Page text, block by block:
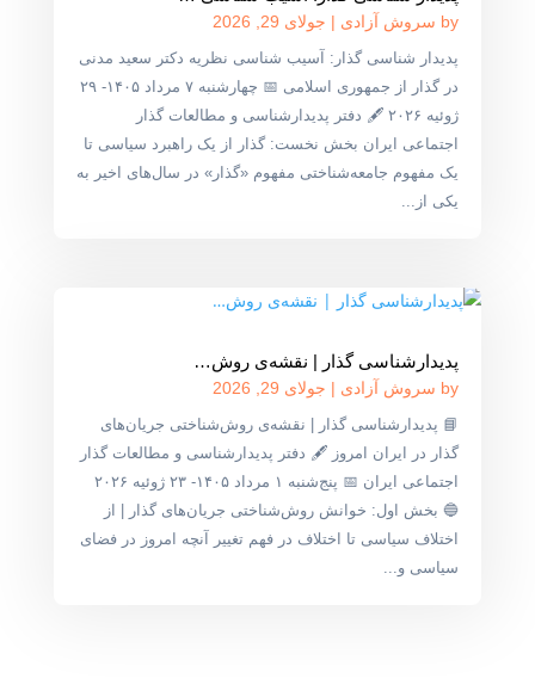
by سروش آزادی | جولای 29, 2026
پدیدار شناسی گذار: آسیب شناسی نظریه دکتر سعید مدنی
در گذار از جمهوری اسلامی 📅 چهارشنبه ۷ مرداد ۱۴۰۵- ۲۹
ژوئیه ۲۰۲۶ 🖋 دفتر پدیدارشناسی و مطالعات گذار
اجتماعی ایران بخش نخست: گذار از یک راهبرد سیاسی تا
یک مفهوم جامعه‌شناختی مفهوم «گذار» در سال‌های اخیر به
یکی از...
پدیدارشناسی گذار | نقشه‌ی روش‌…
by سروش آزادی | جولای 29, 2026
📘 پدیدارشناسی گذار | نقشه‌ی روش‌شناختی جریان‌های
گذار در ایران امروز 🖋 دفتر پدیدارشناسی و مطالعات گذار
اجتماعی ایران 📅 پنج‌شنبه ۱ مرداد ۱۴۰۵- ۲۳ ژوئیه ۲۰۲۶
🔵 بخش اول: خوانش روش‌شناختی جریان‌های گذار | از
اختلاف سیاسی تا اختلاف در فهم تغییر آنچه امروز در فضای
سیاسی و...